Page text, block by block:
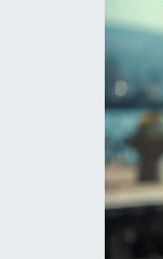
Teknoloji
Tatil ve Seyahat
Okul Gazetesi